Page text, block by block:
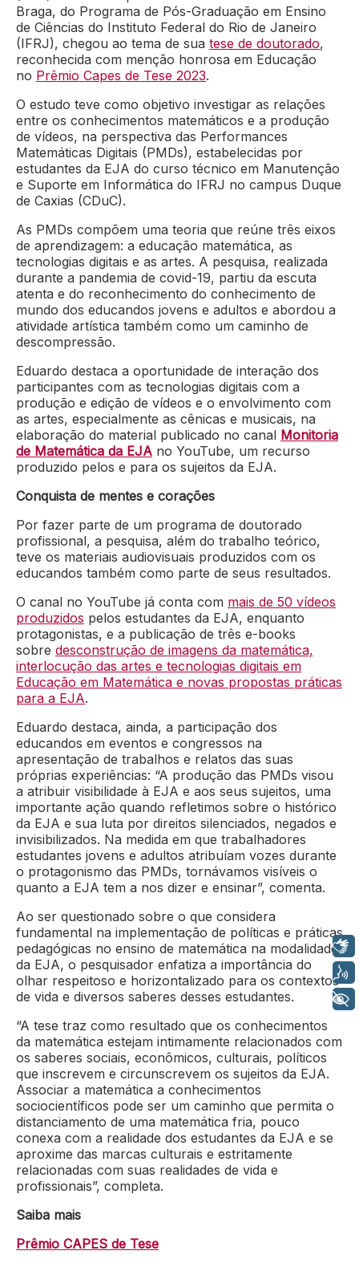
Braga, do Programa de Pós-Graduação em Ensino
de Ciências do Instituto Federal do Rio de Janeiro
(IFRJ), chegou ao tema de sua tese de doutorado,
reconhecida com menção honrosa em Educação
no Prêmio Capes de Tese 2023.
O estudo teve como objetivo investigar as relações
entre os conhecimentos matemáticos e a produção
de vídeos, na perspectiva das Performances
Matemáticas Digitais (PMDs), estabelecidas por
estudantes da EJA do curso técnico em Manutenção
e Suporte em Informática do IFRJ no campus Duque
de Caxias (CDuC).
As PMDs compõem uma teoria que reúne três eixos
de aprendizagem: a educação matemática, as
tecnologias digitais e as artes. A pesquisa, realizada
durante a pandemia de covid-19, partiu da escuta
atenta e do reconhecimento do conhecimento de
mundo dos educandos jovens e adultos e abordou a
atividade artística também como um caminho de
descompressão.
Eduardo destaca a oportunidade de interação dos
participantes com as tecnologias digitais com a
produção e edição de vídeos e o envolvimento com
as artes, especialmente as cênicas e musicais, na
elaboração do material publicado no canal Monitoria
de Matemática da EJA no YouTube, um recurso
produzido pelos e para os sujeitos da EJA.
Conquista de mentes e corações
Por fazer parte de um programa de doutorado
profissional, a pesquisa, além do trabalho teórico,
teve os materiais audiovisuais produzidos com os
educandos também como parte de seus resultados.
O canal no YouTube já conta com mais de 50 vídeos
produzidos pelos estudantes da EJA, enquanto
protagonistas, e a publicação de três e-books
sobre desconstrução de imagens da matemática,
interlocução das artes e tecnologias digitais em
Educação em Matemática e novas propostas práticas
para a EJA.
Eduardo destaca, ainda, a participação dos
educandos em eventos e congressos na
apresentação de trabalhos e relatos das suas
próprias experiências: “A produção das PMDs visou
a atribuir visibilidade à EJA e aos seus sujeitos, uma
importante ação quando refletimos sobre o histórico
da EJA e sua luta por direitos silenciados, negados e
invisibilizados. Na medida em que trabalhadores
estudantes jovens e adultos atribuíam vozes durante
o protagonismo das PMDs, tornávamos visíveis o
quanto a EJA tem a nos dizer e ensinar”, comenta.
Ao ser questionado sobre o que considera
fundamental na implementação de políticas e práticas
pedagógicas no ensino de matemática na modalidade
da EJA, o pesquisador enfatiza a importância do
olhar respeitoso e horizontalizado para os contextos
de vida e diversos saberes desses estudantes.
“A tese traz como resultado que os conhecimentos
da matemática estejam intimamente relacionados com
os saberes sociais, econômicos, culturais, políticos
que inscrevem e circunscrevem os sujeitos da EJA.
Associar a matemática a conhecimentos
sociocientíficos pode ser um caminho que permita o
distanciamento de uma matemática fria, pouco
conexa com a realidade dos estudantes da EJA e se
aproxime das marcas culturais e estritamente
relacionadas com suas realidades de vida e
profissionais”, completa.
Saiba mais
Prêmio CAPES de Tese
Libras
Voz
+ Acessibilidade